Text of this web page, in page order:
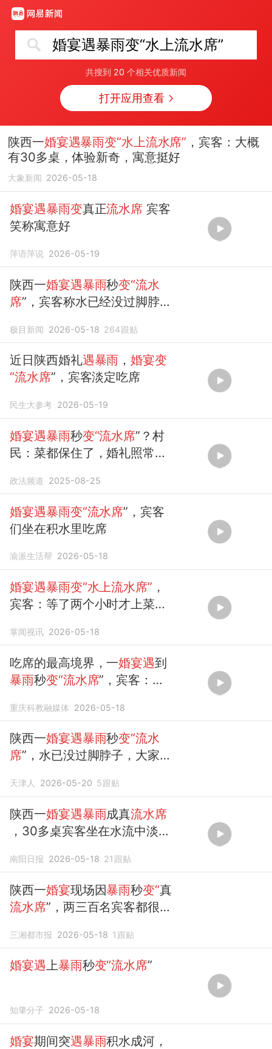
婚宴遇暴雨变“水上流水席”
共搜到 20 个相关优质新闻
打开应用查看
陕西一婚宴遇暴雨变“水上流水席” ，宾客：大概
有30多桌，体验新奇，寓意挺好
大象新闻 2026-05-18
婚宴遇暴雨变真正流水席 宾客
笑称寓意好
萍语萍说 2026-05-19
陕西一婚宴遇暴雨秒变“流水
席”，宾客称水已经没过脚脖
郎：婚礼正常举行
极目新闻 2026-05-18 264跟贴
近日陕西婚礼遇暴雨 ，婚宴变
“流水席”，宾客淡定吃席
民生大参考 2026-05-19
婚宴遇暴雨秒变“流水席”？村
民：菜都保住了，婚礼照常举
政法频道 2025-08-25
婚宴遇暴雨变“流水席”，宾客
们坐在积水里吃席
渝派生活帮 2026-05-18
婚宴遇暴雨变“水上流水席” ，
宾客：等了两个小时才上菜，
掌闻视讯 2026-05-18
吃席的最高境界，一婚宴遇到
暴雨秒变“流水席”，宾客：挺
重庆科教融媒体 2026-05-18
陕西一婚宴遇暴雨秒变“流水
席”，水已没过脚脖子，大家很
常举行
天津人 2026-05-20 5跟贴
陕西一婚宴遇暴雨成真流水席
，30多桌宾客坐在水流中淡定
南阳日报 2026-05-18 21 跟贴
陕西一婚宴现场因暴雨秒变“真
流水席”，两三百名宾客都很捧
着水上菜
三湘都市报 2026-05-18 1 跟贴
婚宴遇上暴雨秒变“流水席”
知肇分子 2026-05-18
婚宴期间突遇暴雨积水成河，